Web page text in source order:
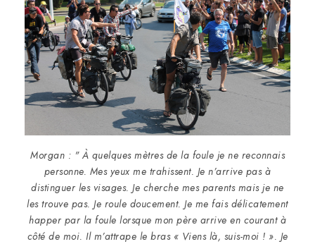
Morgan : " À quelques mètres de la foule je ne reconnais
personne. Mes yeux me trahissent. Je n’arrive pas à
distinguer les visages. Je cherche mes parents mais je ne
les trouve pas. Je roule doucement. Je me fais délicatement
happer par la foule lorsque mon père arrive en courant à
côté de moi. Il m’attrape le bras « Viens là, suis-moi ! ». Je